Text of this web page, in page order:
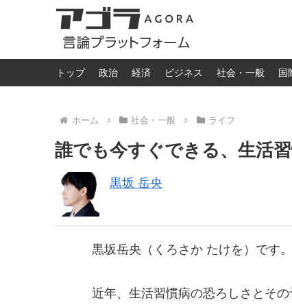
トップ 政治 経済 ビジネス 社会・一般 国
ホーム 社会・一般 ライフ
誰でも今すぐできる、生活
黒坂 岳央
黒坂岳央（くろさか たけを）です。
近年、生活習慣病の恐ろしさとそ